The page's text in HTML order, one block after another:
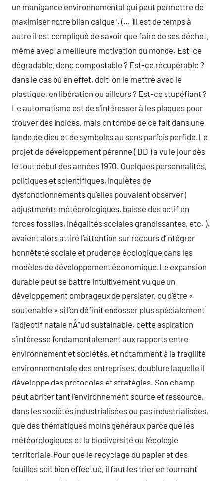
un manigance environnemental qui peut permettre de
maximiser notre bilan calque ‘. (… )Il est de temps à
autre il est compliqué de savoir que faire de ses déchet,
même avec la meilleure motivation du monde. Est-ce
dégradable, donc compostable ? Est-ce récupérable ?
dans le cas où en effet, doit-on le mettre avec le
plastique, en libération ou ailleurs ? Est-ce stupéfiant ?
Le automatisme est de s’intéresser à les plaques pour
trouver des indices, mais on tombe de ce fait dans une
lande de dieu et de symboles au sens parfois perfide.Le
projet de développement pérenne ( DD ) a vu le jour dès
le tout début des années 1970. Quelques personnalités,
politiques et scientifiques, inquiètes de
dysfonctionnements qu’elles pouvaient observer (
adjustments météorologiques, baisse des actif en
forces fossiles, inégalités sociales grandissantes, etc. ),
avaient alors attiré l’attention sur recours d’intégrer
honnêteté sociale et prudence écologique dans les
modèles de développement économique.Le expansion
durable peut se battre intuitivement vu que un
développement ombrageux de persister, ou d’être «
soutenable » si l’on définit endosser plus spécialement
l’adjectif natale nÅ“ud sustainable. cette aspiration
s’intéresse fondamentalement aux rapports entre
environnement et sociétés, et notamment à la fragilité
environnementale des entreprises, doublure laquelle il
développe des protocoles et stratégies. Son champ
peut abriter tant l’environnement source et ressource,
dans les sociétés industrialisées ou pas industrialisées,
que des thématiques moins généraux parce que les
météorologiques et la biodiversité ou l’écologie
territoriale.Pour que le recyclage du papier et des
feuilles soit bien effectué, il faut les trier en tournant